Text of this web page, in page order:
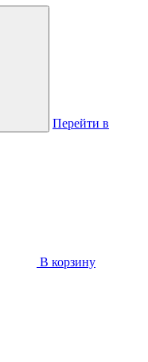
Перейти в
В корзину